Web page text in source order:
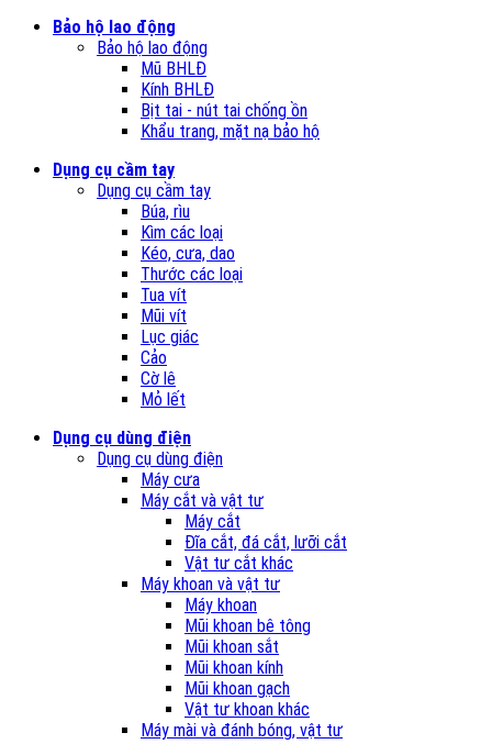
Bảo hộ lao động
Bảo hộ lao động
Mũ BHLĐ
Kính BHLĐ
Bịt tai - nút tai chống ồn
Khẩu trang, mặt nạ bảo hộ
Dụng cụ cầm tay
Dụng cụ cầm tay
Búa, rìu
Kìm các loại
Kéo, cưa, dao
Thước các loại
Tua vít
Mũi vít
Lục giác
Cảo
Cờ lê
Mỏ lết
Dụng cụ dùng điện
Dụng cụ dùng điện
Máy cưa
Máy cắt và vật tư
Máy cắt
Đĩa cắt, đá cắt, lưỡi cắt
Vật tư cắt khác
Máy khoan và vật tư
Máy khoan
Mũi khoan bê tông
Mũi khoan sắt
Mũi khoan kính
Mũi khoan gạch
Vật tư khoan khác
Máy mài và đánh bóng, vật tư